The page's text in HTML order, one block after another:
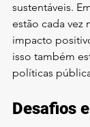
sustentáveis.
estão cada vez
impacto
isso também
políticas
Desafios